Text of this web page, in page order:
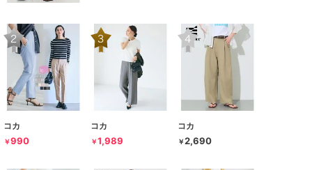
コカ
￥990
コカ
￥1,989
コカ
￥2,690